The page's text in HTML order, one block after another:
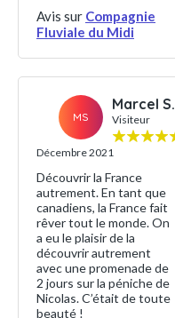
Avis sur Compagnie
Fluviale du Midi
MS
Marcel S.
Visiteur
Décembre 2021
Découvrir la France
autrement. En tant que
canadiens, la France fait
rêver tout le monde. On
a eu le plaisir de la
découvrir autrement
avec une promenade de
2 jours sur la péniche de
Nicolas. C’était de toute
beauté !